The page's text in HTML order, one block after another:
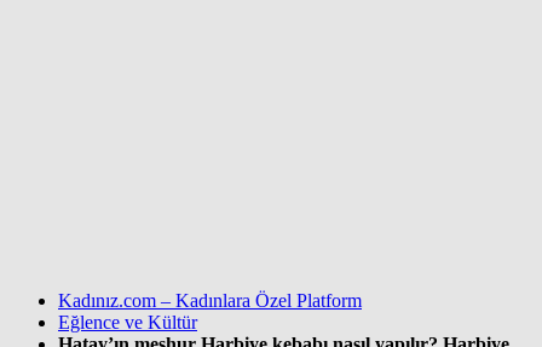
Kadınız.com – Kadınlara Özel Platform
Eğlence ve Kültür